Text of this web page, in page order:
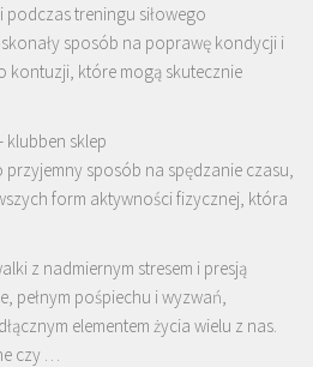
treningu siłowego
sposób na poprawę kondycji i
kontuzji, które mogą skutecznie
klubben sklep
przyjemny sposób na spędzanie czasu,
form aktywności fizycznej, która
z nadmiernym stresem i presją
pełnym pośpiechu i wyzwań,
elementem życia wielu z nas.
czy …